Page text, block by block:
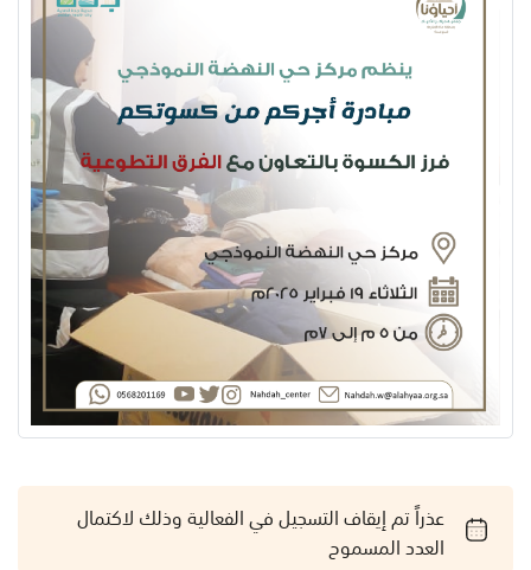
عذراً تم إيقاف التسجيل في الفعالية وذلك لاكتمال
العدد المسموح